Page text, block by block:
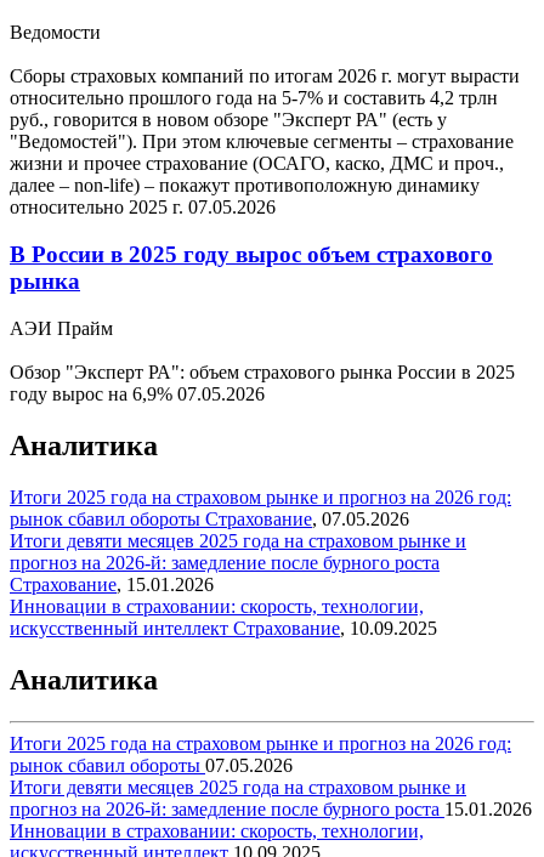
Ведомости
Сборы страховых компаний по итогам 2026 г. могут вырасти
относительно прошлого года на 5-7% и составить 4,2 трлн
руб., говорится в новом обзоре "Эксперт РА" (есть у
"Ведомостей"). При этом ключевые сегменты – страхование
жизни и прочее страхование (ОСАГО, каско, ДМС и проч.,
далее – non-life) – покажут противоположную динамику
относительно 2025 г. 07.05.2026
В России в 2025 году вырос объем страхового
рынка
АЭИ Прайм
Обзор "Эксперт РА": объем страхового рынка России в 2025
году вырос на 6,9% 07.05.2026
Аналитика
Итоги 2025 года на страховом рынке и прогноз на 2026 год:
рынок сбавил обороты Страхование, 07.05.2026
Итоги девяти месяцев 2025 года на страховом рынке и
прогноз на 2026-й: замедление после бурного роста
Страхование, 15.01.2026
Инновации в страховании: скорость, технологии,
искусственный интеллект Страхование, 10.09.2025
Аналитика
Итоги 2025 года на страховом рынке и прогноз на 2026 год:
рынок сбавил обороты 07.05.2026
Итоги девяти месяцев 2025 года на страховом рынке и
прогноз на 2026-й: замедление после бурного роста 15.01.2026
Инновации в страховании: скорость, технологии,
искусственный интеллект 10.09.2025